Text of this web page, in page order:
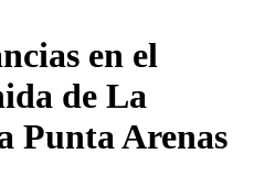
en el
de La
Punta Arenas